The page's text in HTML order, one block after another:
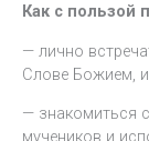
Как с пользой
— лично
Слове Божием,
— знакомиться